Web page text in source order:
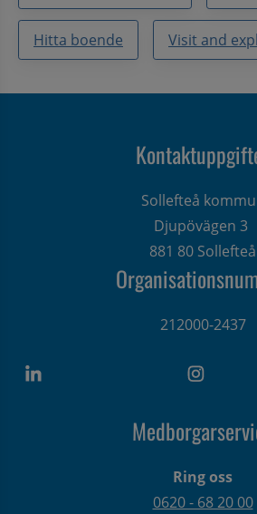
Hitta boende Visit and
Sollefteå
Djupövägen 3
881 80 Sollefteå
212000-2437
Ring oss
0620 - 68 20 00